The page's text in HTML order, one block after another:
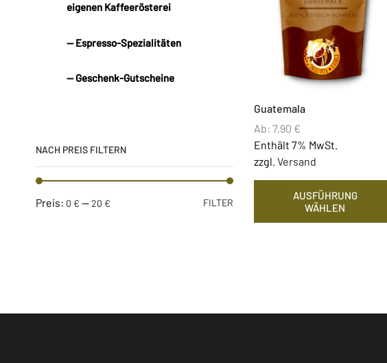
Guatemala
Ab: 7,90 €
Enthält 7% MwSt.
zzgl. Versand
AUSFÜHRUNG
WÄHLEN
eigenen Kaffeerösterei
— Espresso-Spezialitäten
— Geschenk-Gutscheine
NACH PREIS FILTERN
FILTER
Preis: 0 € —20 €